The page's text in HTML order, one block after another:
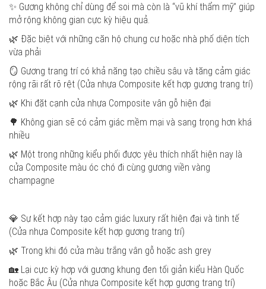
✨ Gương không chỉ dùng để soi mà còn là “vũ khí thẩm mỹ” giúp
mở rộng không gian cực kỳ hiệu quả.
🌿 Đặc biệt với những căn hộ chung cư hoặc nhà phố diện tích
vừa phải
🪞 Gương trang trí có khả năng tạo chiều sâu và tăng cảm giác
rộng rãi rất rõ rệt (Cửa nhựa Composite kết hợp gương trang trí)
🌿 Khi đặt cạnh cửa nhựa Composite vân gỗ hiện đại
🌳 Không gian sẽ có cảm giác mềm mại và sang trọng hơn khá
nhiều
🌿 Một trong những kiểu phối được yêu thích nhất hiện nay là
cửa Composite màu óc chó đi cùng gương viền vàng
champagne
💎 Sự kết hợp này tạo cảm giác luxury rất hiện đại và tinh tế
(Cửa nhựa Composite kết hợp gương trang trí)
🌿 Trong khi đó cửa màu trắng vân gỗ hoặc ash grey
🏡 Lại cực kỳ hợp với gương khung đen tối giản kiểu Hàn Quốc
hoặc Bắc Âu (Cửa nhựa Composite kết hợp gương trang trí)